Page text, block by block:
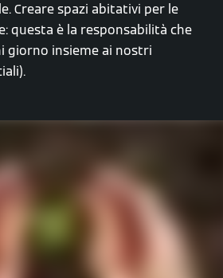
Creare spazi abitativi per le
questa è la responsabilità che
giorno insieme ai nostri